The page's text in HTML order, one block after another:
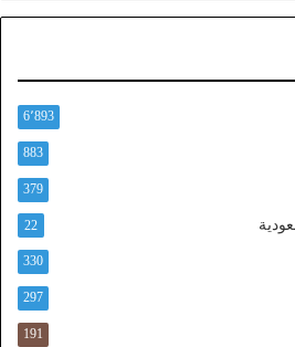
6٬893
883
379
22
330
297
191